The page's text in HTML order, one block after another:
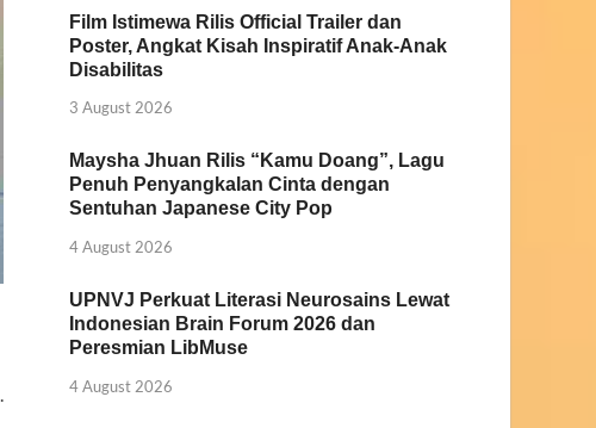
Film Istimewa Rilis Official Trailer dan
Poster, Angkat Kisah Inspiratif Anak-Anak
Disabilitas
3 August 2026
Maysha Jhuan Rilis “Kamu Doang”, Lagu
Penuh Penyangkalan Cinta dengan
Sentuhan Japanese City Pop
4 August 2026
UPNVJ Perkuat Literasi Neurosains Lewat
Indonesian Brain Forum 2026 dan
Peresmian LibMuse
4 August 2026